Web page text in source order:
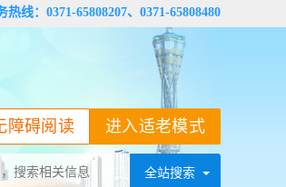
热线：0371-65808207、0371-65808480
进入适老模式
障碍阅读